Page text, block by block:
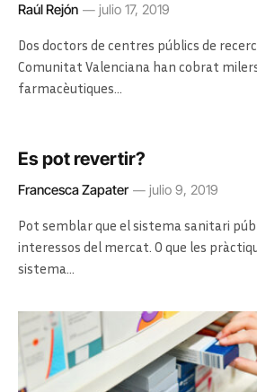
Raúl Rejón julio 17, 2019
Dos doctors de centres públics de
Comunitat Valenciana han cobrat milers
farmacèutiques…
Es pot revertir?
Francesca Zapater julio 9, 2019
Pot semblar que el sistema sanitari
interessos del mercat. O que les
sistema…